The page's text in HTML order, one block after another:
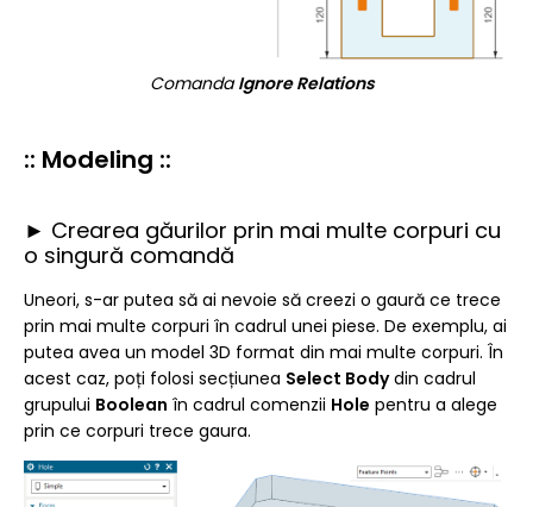
ComandaIgnore Relations
:: Modeling ::
► Crearea găurilor prin mai multe corpuri cu
o singură comandă
Uneori, s-ar putea să ai nevoie să creezi o gaură ce trece
prin mai multe corpuri în cadrul unei piese. De exemplu, ai
putea avea un model 3D format din mai multe corpuri. În
acest caz, poți folosi secțiunea Select Bodydin cadrul
grupului Boolean în cadrul comenzii Hole pentru a alege
prin ce corpuri trece gaura.